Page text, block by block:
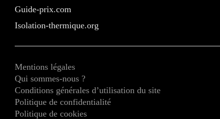
Guide-prix.com
Isolation-thermique.org
Mentions légales
Qui sommes-nous ?
Conditions générales d’utilisation du site
Politique de confidentialité
Politique de cookies